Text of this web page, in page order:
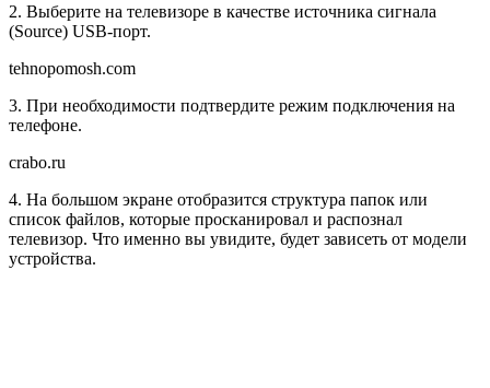
2. Выберите на телевизоре в качестве источника сигнала
(Source) USB-порт.
tehnopomosh.com
3. При необходимости подтвердите режим подключения на
телефоне.
crabo.ru
4. На большом экране отобразится структура папок или
список файлов, которые просканировал и распознал
телевизор. Что именно вы увидите, будет зависеть от модели
устройства.